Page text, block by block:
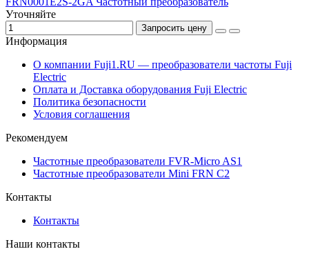
Уточняйте
Запросить цену
Информация
О компании Fuji1.RU — преобразователи частоты Fuji
Electric
Оплата и Доставка оборудования Fuji Electric
Политика безопасности
Условия соглашения
Рекомендуем
Частотные преобразователи FVR-Micro AS1
Частотные преобразователи Mini FRN C2
Контакты
Контакты
Наши контакты